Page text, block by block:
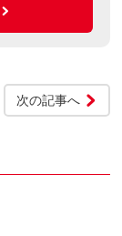
次の記事へ